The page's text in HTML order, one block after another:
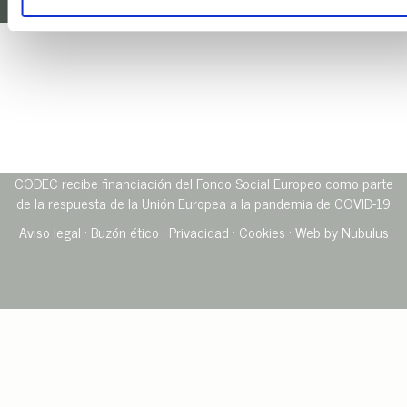
CODEC recibe financiación del Fondo Social Europeo como parte
de la respuesta de la Unión Europea a la pandemia de COVID-19
Aviso legal · ​ Buzón ético · Privacidad · Cookies ·Web by Nubulus